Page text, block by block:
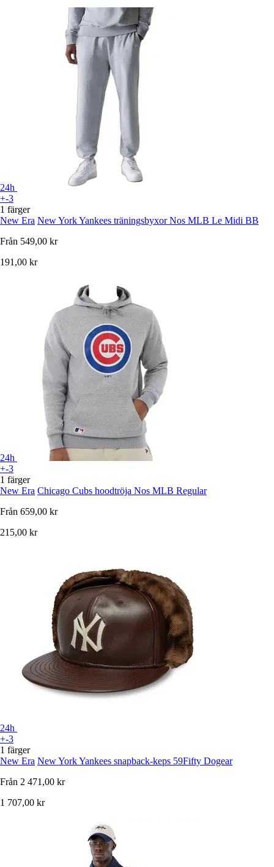
24h
+-3
1 färger
New Era New York Yankees träningsbyxor Nos MLB Le Midi BB
Från 549,00 kr
191,00 kr
24h
+-3
1 färger
New Era Chicago Cubs hoodtröja Nos MLB Regular
Från 659,00 kr
215,00 kr
24h
+-3
1 färger
New Era New York Yankees snapback-keps 59Fifty Dogear
Från 2 471,00 kr
1 707,00 kr